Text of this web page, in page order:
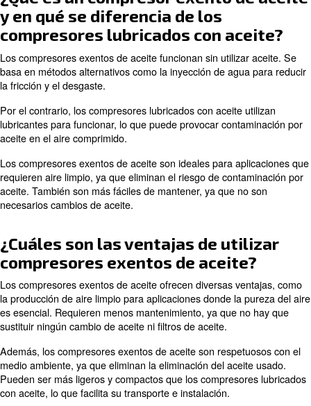
Los compresores exentos de aceite son esenciales en
industrias debido a su capacidad para proporcionar
contaminantes. Esta guía aborda preguntas comunes
compresores exentos de aceite para ayudarle a
funcionamiento, sus ventajas y sus aplicaciones.
¿Qué es un compresor exento
y en qué se diferencia de los
compresores lubricados con
Los compresores exentos de aceite funcionan sin
la fricción y el desgaste.
Por el contrario, los compresores lubricados con aceite
lubricantes para funcionar, lo que puede provocar
aceite en el aire comprimido.
Los compresores exentos de aceite son ideales para
requieren aire limpio, ya que eliminan el riesgo de
aceite. También son más fáciles de mantener, ya que
necesarios cambios de aceite.